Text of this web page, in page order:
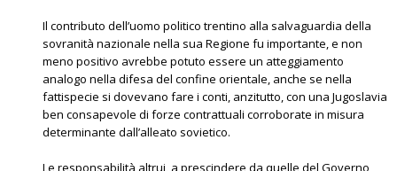
Il contributo dell’uomo politico trentino alla salvaguardia della
sovranità nazionale nella sua Regione fu importante, e non
meno positivo avrebbe potuto essere un atteggiamento
analogo nella difesa del confine orientale, anche se nella
fattispecie si dovevano fare i conti, anzitutto, con una Jugoslavia
ben consapevole di forze contrattuali corroborate in misura
determinante dall’alleato sovietico.
Le responsabilità altrui, a prescindere da quelle del Governo